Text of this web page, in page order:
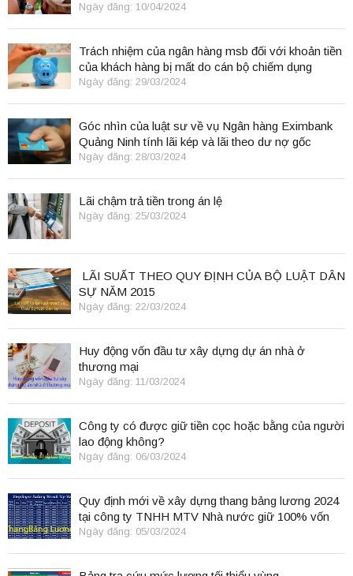
Ngày đăng: 10/04/2024
Trách nhiệm của ngân hàng msb đối với khoản tiền
của khách hàng bị mất do cán bộ chiếm dụng
Ngày đăng: 29/03/2024
Góc nhìn của luật sư về vụ Ngân hàng Eximbank
Quảng Ninh tính lãi kép và lãi theo dư nợ gốc
Ngày đăng: 28/03/2024
Lãi chậm trả tiền trong án lệ
Ngày đăng: 25/03/2024
LÃI SUẤT THEO QUY ĐỊNH CỦA BỘ LUẬT DÂN
SỰ NĂM 2015
Ngày đăng: 22/03/2024
Huy động vốn đầu tư xây dựng dự án nhà ở
thương mại
Ngày đăng: 11/03/2024
Công ty có được giữ tiền cọc hoặc bằng của người
lao động không?
Ngày đăng: 06/03/2024
Quy định mới về xây dựng thang bảng lương 2024
tại công ty TNHH MTV Nhà nước giữ 100% vốn
điều lệ
Ngày đăng: 05/03/2024